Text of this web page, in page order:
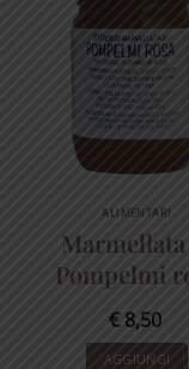
ALIMENTARI
Pompelmi
€8,50
AGGIUNGI